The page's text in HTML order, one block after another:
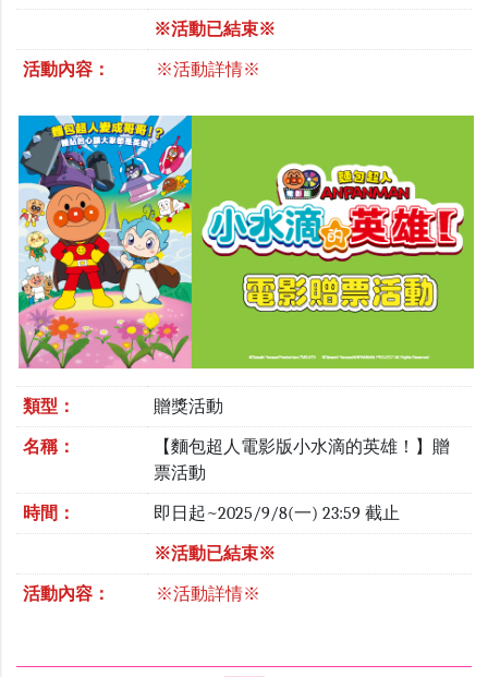
※活動已結束※
活動內容： ※活動詳情※
類型： 贈獎活動
名稱：
【麵包超人電影版小水滴的英雄！】贈
票活動
時間： 即日起~2025/9/8(一) 23:59 截止
※活動已結束※
活動內容： ※活動詳情※